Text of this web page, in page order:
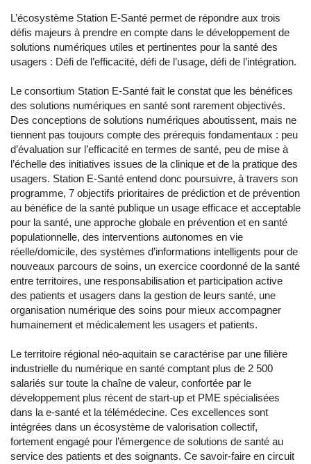
L’écosystème Station E-Santé permet de répondre aux trois
défis majeurs à prendre en compte dans le développement de
solutions numériques utiles et pertinentes pour la santé des
usagers : Défi de l’efficacité, défi de l’usage, défi de l’intégration.
Le consortium Station E-Santé fait le constat que les bénéfices
des solutions numériques en santé sont rarement objectivés.
Des conceptions de solutions numériques aboutissent, mais ne
tiennent pas toujours compte des prérequis fondamentaux : peu
d’évaluation sur l’efficacité en termes de santé, peu de mise à
l’échelle des initiatives issues de la clinique et de la pratique des
usagers. Station E-Santé entend donc poursuivre, à travers son
programme, 7 objectifs prioritaires de prédiction et de prévention
au bénéfice de la santé publique un usage efficace et acceptable
pour la santé, une approche globale en prévention et en santé
populationnelle, des interventions autonomes en vie
réelle/domicile, des systèmes d’informations intelligents pour de
nouveaux parcours de soins, un exercice coordonné de la santé
entre territoires, une responsabilisation et participation active
des patients et usagers dans la gestion de leurs santé, une
organisation numérique des soins pour mieux accompagner
humainement et médicalement les usagers et patients.
Le territoire régional néo-aquitain se caractérise par une filière
industrielle du numérique en santé comptant plus de 2 500
salariés sur toute la chaîne de valeur, confortée par le
développement plus récent de start-up et PME spécialisées
dans la e-santé et la télémédecine. Ces excellences sont
intégrées dans un écosystème de valorisation collectif,
fortement engagé pour l’émergence de solutions de santé au
service des patients et des soignants. Ce savoir-faire en circuit